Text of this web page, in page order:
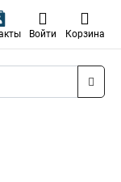
Войти Корзина